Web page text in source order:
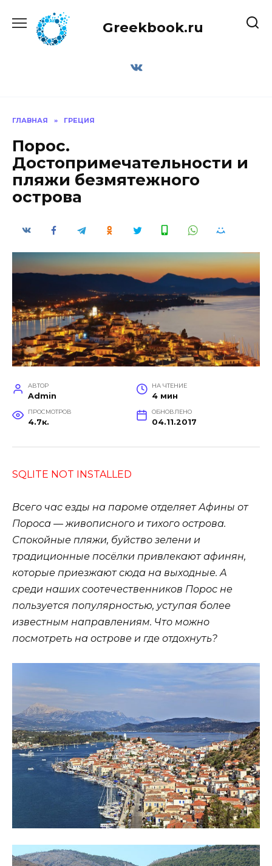
содержанию
Greekbook.ru
ГЛАВНАЯ » ГРЕЦИЯ
Порос.
Достопримечательности и
пляжи безмятежного
острова
АВТОР
Admin
НА ЧТЕНИЕ
4 мин
ПРОСМОТРОВ
4.7к.
ОБНОВЛЕНО
04.11.2017
SQLITE NOT INSTALLED
Всего час езды на пароме отделяет Афины от
Пороса — живописного и тихого острова.
Спокойные пляжи, буйство зелени и
традиционные посёлки привлекают афинян,
которые приезжают сюда на выходные. А
среди наших соотечественников Порос не
пользуется популярностью, уступая более
известным направлениям. Что можно
посмотреть на острове и где отдохнуть?